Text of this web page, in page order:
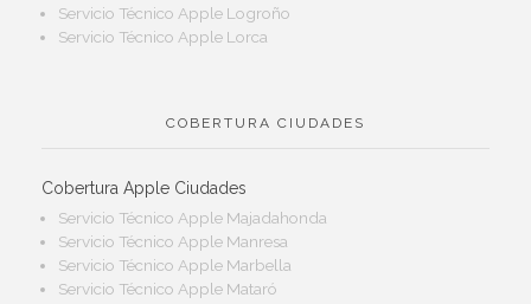
Servicio Técnico Apple Logroño
Servicio Técnico Apple Lorca
COBERTURA CIUDADES
Cobertura Apple Ciudades
Servicio Técnico Apple Majadahonda
Servicio Técnico Apple Manresa
Servicio Técnico Apple Marbella
Servicio Técnico Apple Mataró